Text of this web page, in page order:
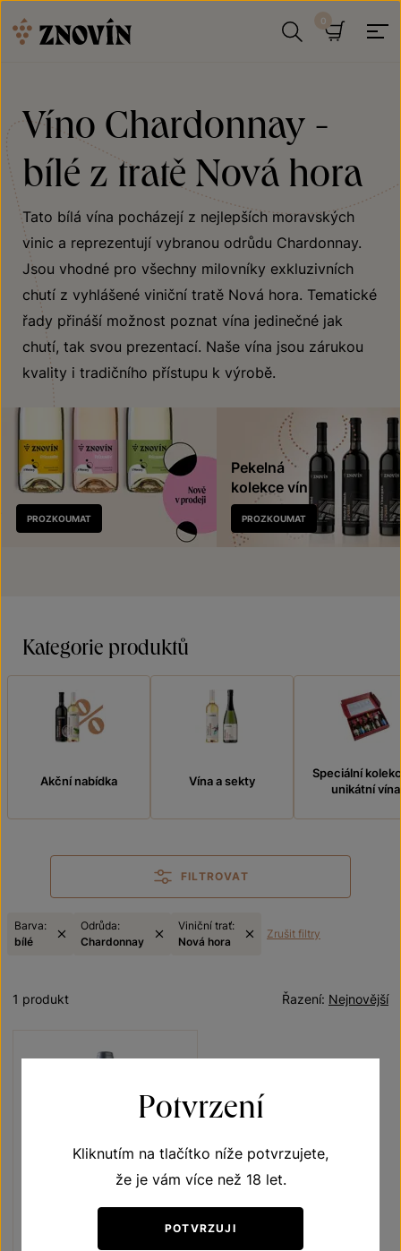
Víno Chardonnay -
bílé z tratě Nová hora
Tato bílá vína pocházejí z nejlepších moravských
vinic a reprezentují vybranou odrůdu Chardonnay.
Jsou vhodné pro všechny milovníky exkluzivních
chutí z vyhlášené viniční tratě Nová hora. Tematické
řady přináší možnost poznat vína jedinečné jak
chutí, tak svou prezentací. Naše vína jsou zárukou
kvality i tradičního přístupu k výrobě.
Nově
v prodeji
PROZKOUMAT
Pekelná
kolekce vín
PROZKOUMAT
Kategorie produktů
Akční nabídka Vína a sekty
Speciální
unikátní vína
FILTROVAT
Barva:
bílé
Odrůda:
Chardonnay
Viniční trať:
Nová hora
Zrušit filtry
Nejnovější
Řazení:
1 produkt
Potvrzení
Kliknutím na tlačítko níže potvrzujete,
že je vám více než 18 let.
POTVRZUJI